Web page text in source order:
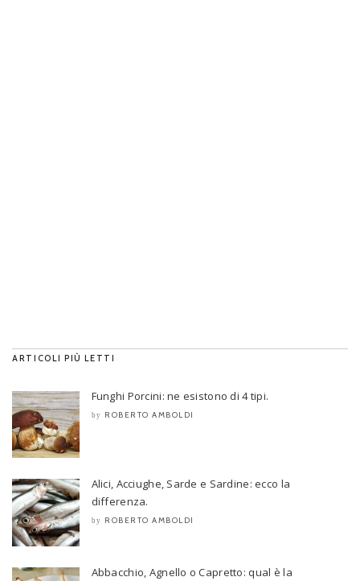
ARTICOLI PIÙ LETTI
Funghi Porcini: ne esistono di 4 tipi.
by ROBERTO AMBOLDI
Alici, Acciughe, Sarde e Sardine: ecco la
differenza.
by ROBERTO AMBOLDI
Abbacchio, Agnello o Capretto: qual è la